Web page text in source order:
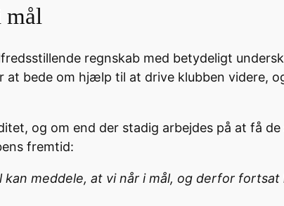
mål
regnskab med betydeligt
at bede om hjælp til at drive klubben videre,
og om end der stadig arbejdes på at få
fremtid:
meddele, at vi når i mål, og derfor fortsat